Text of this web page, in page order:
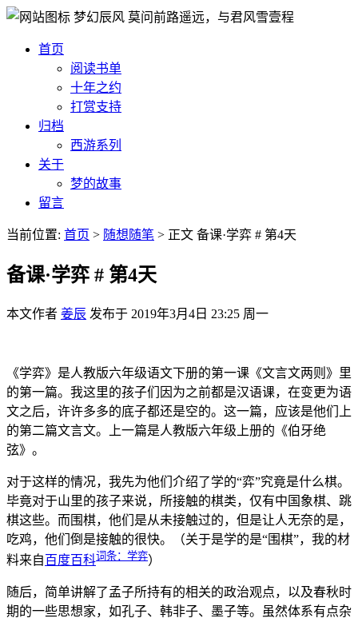
梦幻辰风 莫问前路遥远，与君风雪壹程
首页
阅读书单
十年之约
打赏支持
归档
西游系列
关于
梦的故事
留言
当前位置: 首页 > 随想随笔 > 正文 备课·学弈 # 第4天
备课·学弈 # 第4天
本文作者 姜辰 发布于 2019年3月4日 23:25 周一
《学弈》是人教版六年级语文下册的第一课《文言文两则》里
的第一篇。我这里的孩子们因为之前都是汉语课，在变更为语
文之后，许许多多的底子都还是空的。这一篇，应该是他们上
的第二篇文言文。上一篇是人教版六年级上册的《伯牙绝
弦》。
对于这样的情况，我先为他们介绍了学的“弈”究竟是什么棋。
毕竟对于山里的孩子来说，所接触的棋类，仅有中国象棋、跳
棋这些。而围棋，他们是从未接触过的，但是让人无奈的是，
吃鸡，他们倒是接触的很快。（关于是学的是“围棋”，我的材
料来自百度百科词条：学弈）
随后，简单讲解了孟子所持有的相关的政治观点，以及春秋时
期的一些思想家，如孔子、韩非子、墨子等。虽然体系有点杂